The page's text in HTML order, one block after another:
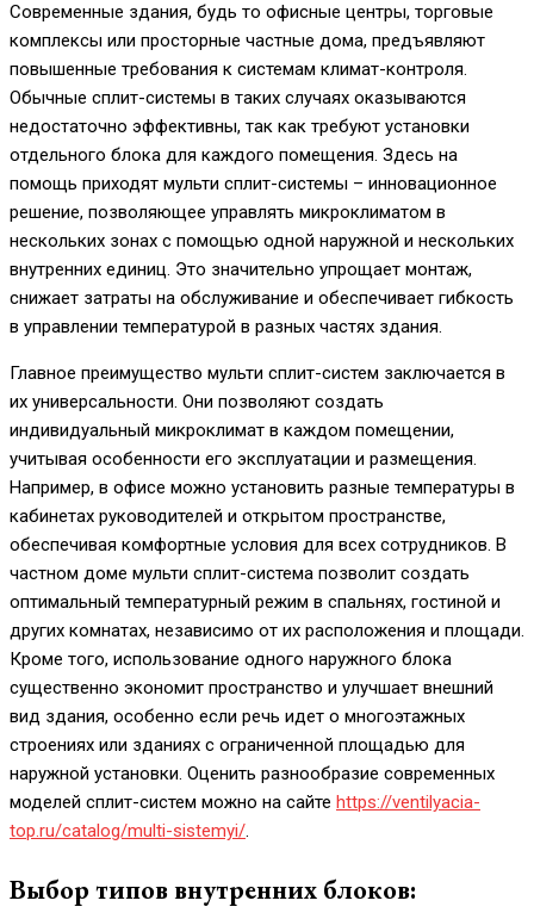
Современные здания, будь то офисные центры, торговые
комплексы или просторные частные дома, предъявляют
повышенные требования к системам климат-контроля.
Обычные сплит-системы в таких случаях оказываются
недостаточно эффективны, так как требуют установки
отдельного блока для каждого помещения. Здесь на
помощь приходят мульти сплит-системы – инновационное
решение, позволяющее управлять микроклиматом в
нескольких зонах с помощью одной наружной и нескольких
внутренних единиц. Это значительно упрощает монтаж,
снижает затраты на обслуживание и обеспечивает гибкость
в управлении температурой в разных частях здания.
Главное преимущество мульти сплит-систем заключается в
их универсальности. Они позволяют создать
индивидуальный микроклимат в каждом помещении,
учитывая особенности его эксплуатации и размещения.
Например, в офисе можно установить разные температуры в
кабинетах руководителей и открытом пространстве,
обеспечивая комфортные условия для всех сотрудников. В
частном доме мульти сплит-система позволит создать
оптимальный температурный режим в спальнях, гостиной и
других комнатах, независимо от их расположения и площади.
Кроме того, использование одного наружного блока
существенно экономит пространство и улучшает внешний
вид здания, особенно если речь идет о многоэтажных
строениях или зданиях с ограниченной площадью для
наружной установки. Оценить разнообразие современных
моделей сплит-систем можно на сайте https://ventilyacia-
top.ru/catalog/multi-sistemyi/.
Выбор типов внутренних блоков: